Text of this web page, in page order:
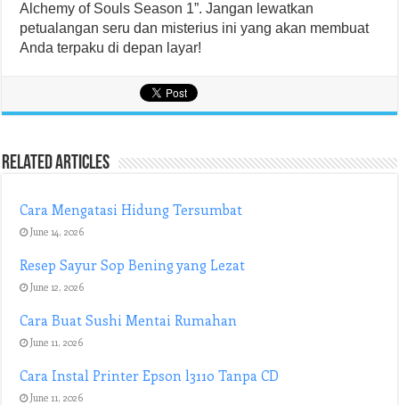
Alchemy of Souls Season 1”. Jangan lewatkan
petualangan seru dan misterius ini yang akan membuat
Anda terpaku di depan layar!
Related Articles
Cara Mengatasi Hidung Tersumbat
June 14, 2026
Resep Sayur Sop Bening yang Lezat
June 12, 2026
Cara Buat Sushi Mentai Rumahan
June 11, 2026
Cara Instal Printer Epson l3110 Tanpa CD
June 11, 2026